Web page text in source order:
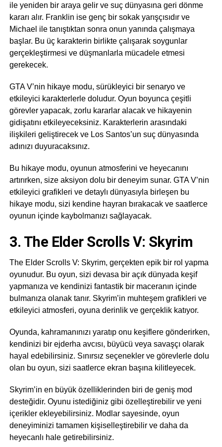
ile yeniden bir araya gelir ve suç dünyasına geri dönme
kararı alır. Franklin ise genç bir sokak yarışçısıdır ve
Michael ile tanıştıktan sonra onun yanında çalışmaya
başlar. Bu üç karakterin birlikte çalışarak soygunlar
gerçekleştirmesi ve düşmanlarla mücadele etmesi
gerekecek.
GTA V’nin hikaye modu, sürükleyici bir senaryo ve
etkileyici karakterlerle doludur. Oyun boyunca çeşitli
görevler yapacak, zorlu kararlar alacak ve hikayenin
gidişatını etkileyeceksiniz. Karakterlerin arasındaki
ilişkileri geliştirecek ve Los Santos’un suç dünyasında
adınızı duyuracaksınız.
Bu hikaye modu, oyunun atmosferini ve heyecanını
artırırken, size aksiyon dolu bir deneyim sunar. GTA V’nin
etkileyici grafikleri ve detaylı dünyasıyla birleşen bu
hikaye modu, sizi kendine hayran bırakacak ve saatlerce
oyunun içinde kaybolmanızı sağlayacak.
3. The Elder Scrolls V: Skyrim
The Elder Scrolls V: Skyrim, gerçekten epik bir rol yapma
oyunudur. Bu oyun, sizi devasa bir açık dünyada keşif
yapmanıza ve kendinizi fantastik bir maceranın içinde
bulmanıza olanak tanır. Skyrim’in muhteşem grafikleri ve
etkileyici atmosferi, oyuna derinlik ve gerçeklik katıyor.
Oyunda, kahramanınızı yaratıp onu keşiflere gönderirken,
kendinizi bir ejderha avcısı, büyücü veya savaşçı olarak
hayal edebilirsiniz. Sınırsız seçenekler ve görevlerle dolu
olan bu oyun, sizi saatlerce ekran başına kilitleyecek.
Skyrim’in en büyük özelliklerinden biri de geniş mod
desteğidir. Oyunu istediğiniz gibi özelleştirebilir ve yeni
içerikler ekleyebilirsiniz. Modlar sayesinde, oyun
deneyiminizi tamamen kişiselleştirebilir ve daha da
heyecanlı hale getirebilirsiniz.